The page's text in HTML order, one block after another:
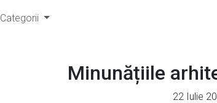
Categorii
Minunățiile
22 Iulie